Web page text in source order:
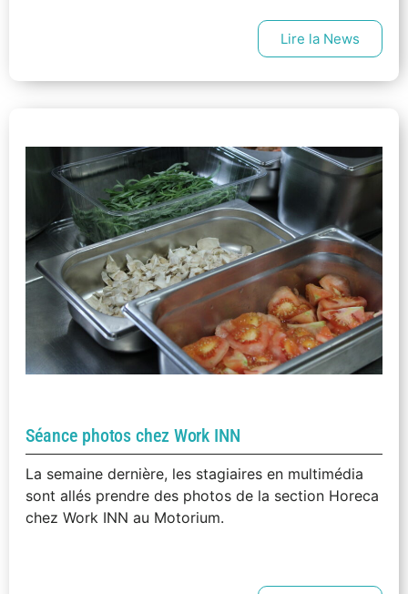
Lire la News
Séance photos chez Work INN
La semaine dernière, les stagiaires en multimédia
sont allés prendre des photos de la section Horeca
chez Work INN au Motorium.